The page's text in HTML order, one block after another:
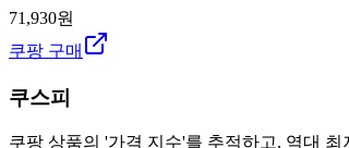
71,930원
쿠팡 구매
쿠스피
쿠팡 상품의 '가격 지수'를 추적하고, 역대